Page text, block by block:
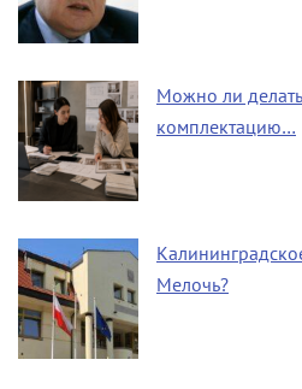
Можно ли
комплектацию…
Мелочь?